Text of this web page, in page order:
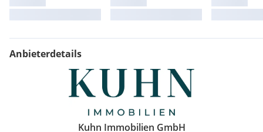
Anbieterdetails
Kuhn Immobilien GmbH